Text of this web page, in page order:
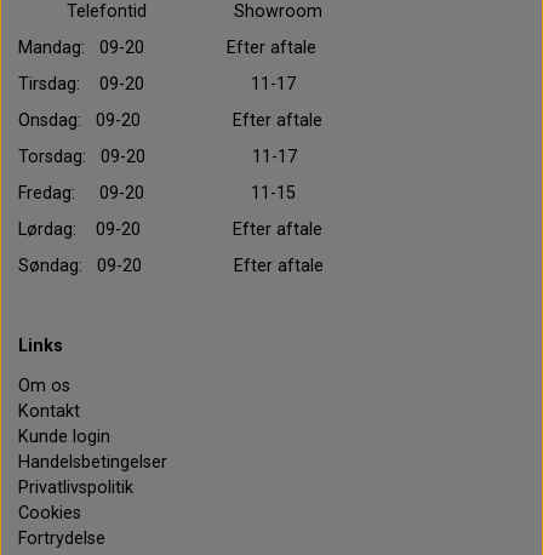
Telefontid Showroom
Mandag: 09-20 Efter aftale
Tirsdag: 09-20 11-17
Onsdag: 09-20 Efter aftale
Torsdag: 09-20 11-17
Fredag: 09-20 11-15
Lørdag: 09-20 Efter aftale
Søndag: 09-20 Efter aftale
Links
Om os
Kontakt
Kunde login
Handelsbetingelser
Privatlivspolitik
Cookies
Fortrydelse